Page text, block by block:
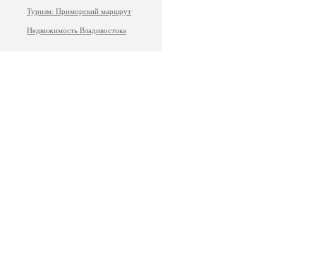
Туризм: Приморский маршрут
Недвижимость Владивостока